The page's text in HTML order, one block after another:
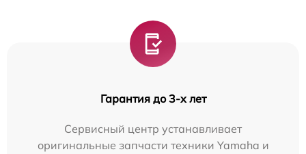
Гарантия до 3-х лет
Сервисный центр устанавливает
оригинальные запчасти техники Yamaha и